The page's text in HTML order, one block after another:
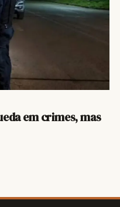
em crimes, mas